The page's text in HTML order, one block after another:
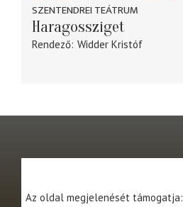
SZENTENDREI TEÁTRUM
Haragossziget
Rendező Widder Kristóf
Az oldal megjelenését támogatja: